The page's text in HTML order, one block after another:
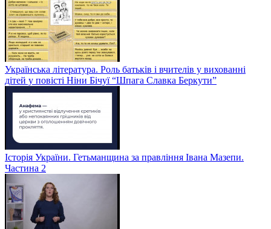
Українська література. Роль батьків і вчителів у вихованні
дітей у повісті Ніни Бічуї “Шпага Славка Беркути”
Історія України. Гетьманщина за правління Івана Мазепи.
Частина 2